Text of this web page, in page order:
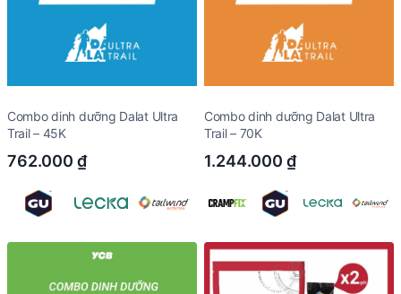
Combo dinh dưỡng Dalat Ultra
Trail – 45K
762.000 ₫
Combo dinh dưỡng Dalat Ultra
Trail – 70K
1.244.000 ₫